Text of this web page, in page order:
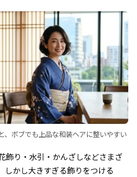
、ボブでも上品な和装ヘアに整いやすい
飾り・水引・かんざしなどさまざ
しかし大きすぎる飾りをつける